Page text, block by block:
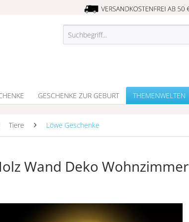
GESCHENKE ZUR GEBURT THEMENWELTEN
Tiere Löwe Geschenke
Wand Deko Wohnzimmer